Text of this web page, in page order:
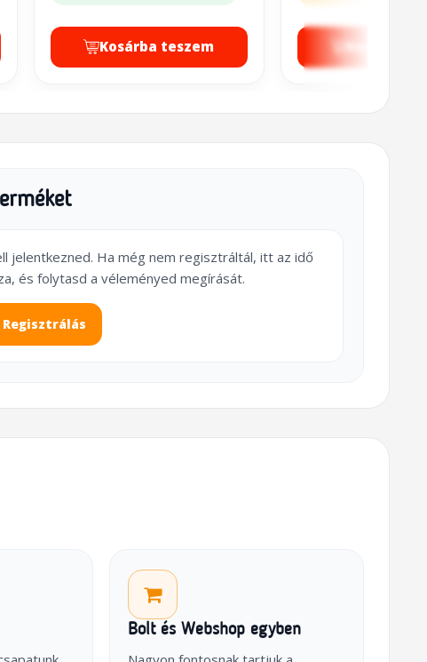
Kosárba teszem
jelentkezned. Ha még nem regisztráltál, itt az idő
és folytasd a véleményed megírását.
Bolt és Webshop egyben